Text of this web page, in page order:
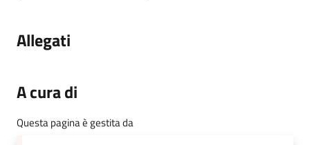
Allegati
A cura di
Questa pagina è gestita da